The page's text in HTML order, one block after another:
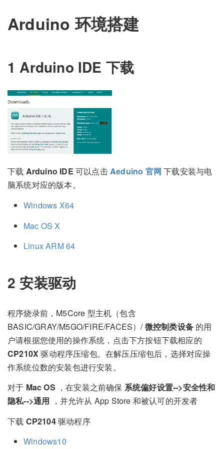
Arduino 环境搭建
1Arduino IDE 下载
下载 Arduino IDE 可以点击Aeduino 官网 下载安装与电
脑系统对应的版本。
Windows X64
Mac OS X
Linux ARM 64
2 安装驱动
程序烧录前，M5Core 型主机（包含
BASIC/GRAY/M5GO/FIRE/FACES）/微控制类设备 的用
户请根据您使用的操作系统，点击下方按钮下载相应的
CP210X驱动程序压缩包。在解压压缩包后，选择对应操
作系统位数的安装包进行安装。
对于 Mac OS ，在安装之前确保 系统偏好设置-->安全性和
隐私-->通用 ，并允许从 App Store 和被认可的开发者
下载 CP2104驱动程序
Windows10